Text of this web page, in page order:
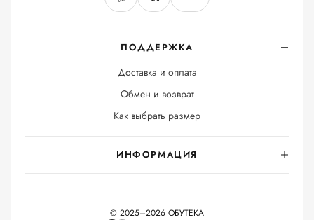
ПОДДЕРЖКА
Доставка и оплата
Обмен и возврат
Как выбрать размер
ИНФОРМАЦИЯ
© 2025–2026 ОБУТЕКА